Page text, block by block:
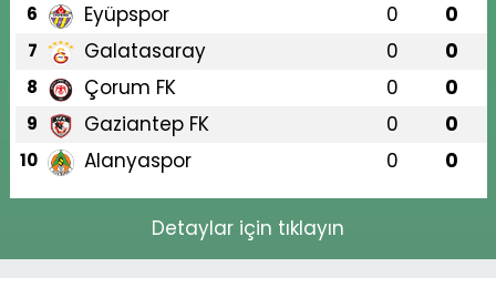
6 Eyüpspor 0 0
7 Galatasaray 0 0
8 Çorum FK 0 0
9 Gaziantep FK 0 0
10 Alanyaspor 0 0
Detaylar için tıklayın